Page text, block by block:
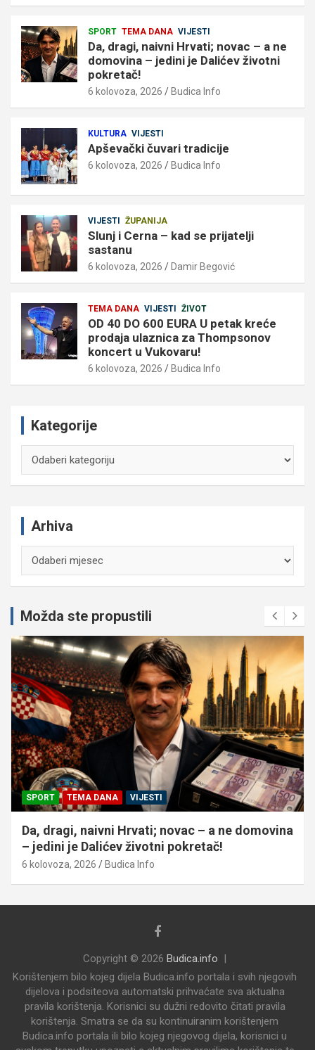
SPORT TEMA DANA VIJESTI
Da, dragi, naivni Hrvati; novac – a ne
domovina – jedini je Dalićev životni
pokretač!
6 kolovoza, 2026 Budica Info
KULTURA VIJESTI
Apševački čuvari tradicije
6 kolovoza, 2026 Budica Info
VIJESTI ŽUPANIJA
Slunj i Cerna – kad se prijatelji
sastanu
6 kolovoza, 2026 Damir Begović
TEMA DANA VIJESTI ŽIVOT
OD 40 DO 600 EURA U petak kreće
prodaja ulaznica za Thompsonov
koncert u Vukovaru!
6 kolovoza, 2026 Budica Info
Kategorije
Arhiva
Možda ste propustili
SPORT TEMA DANA VIJESTI
Da, dragi, naivni Hrvati; novac – a ne domovina
– jedini je Dalićev životni pokretač!
6 kolovoza, 2026 Budica Info
Copyright © 2026 Budica.info
Korištenjem bilo kojeg dijela Budica.info portala i svih njegovih
dijelova i podsiteova automatski prihvaćate sva aktualna
pravila korištenja. Korisnici su dužni redovito čitati pravila
korištenja. Smatra se da su kontinuiranim korištenjem
Budica.info portala ili bilo kojeg njegovog dijela, korisnici u